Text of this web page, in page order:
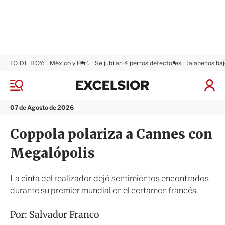
M
n
07 de Agosto de 2026
LO DE HOY: México y Perú Se jubilan 4 perros detectores Jalapeños
I
a
x
i
Coppola polariza a Cannes con
Megalópolis
La cinta del realizador dejó sentimientos encontrados
durante su premier mundial en el certamen francés.
Por: Salvador Franco